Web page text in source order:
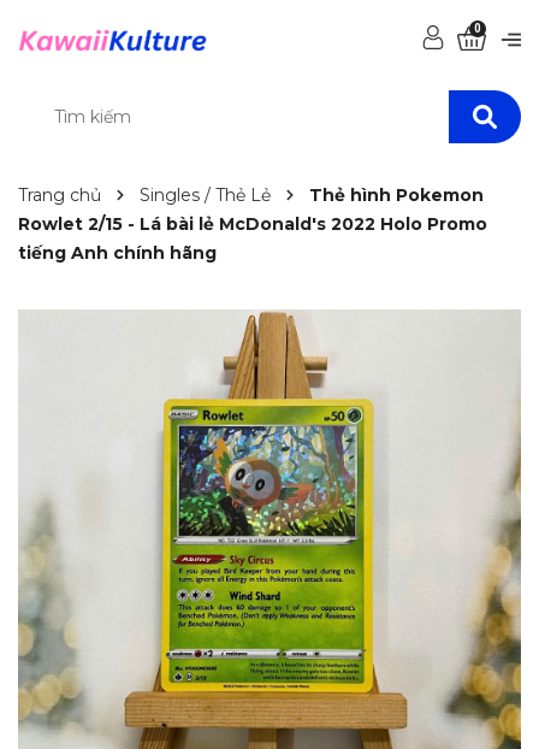
0
Trang chủ Singles / Thẻ Lẻ
Thẻ hình Pokemon
Rowlet 2/15 - Lá bài lẻ McDonald's 2022 Holo Promo
tiếng Anh chính hãng